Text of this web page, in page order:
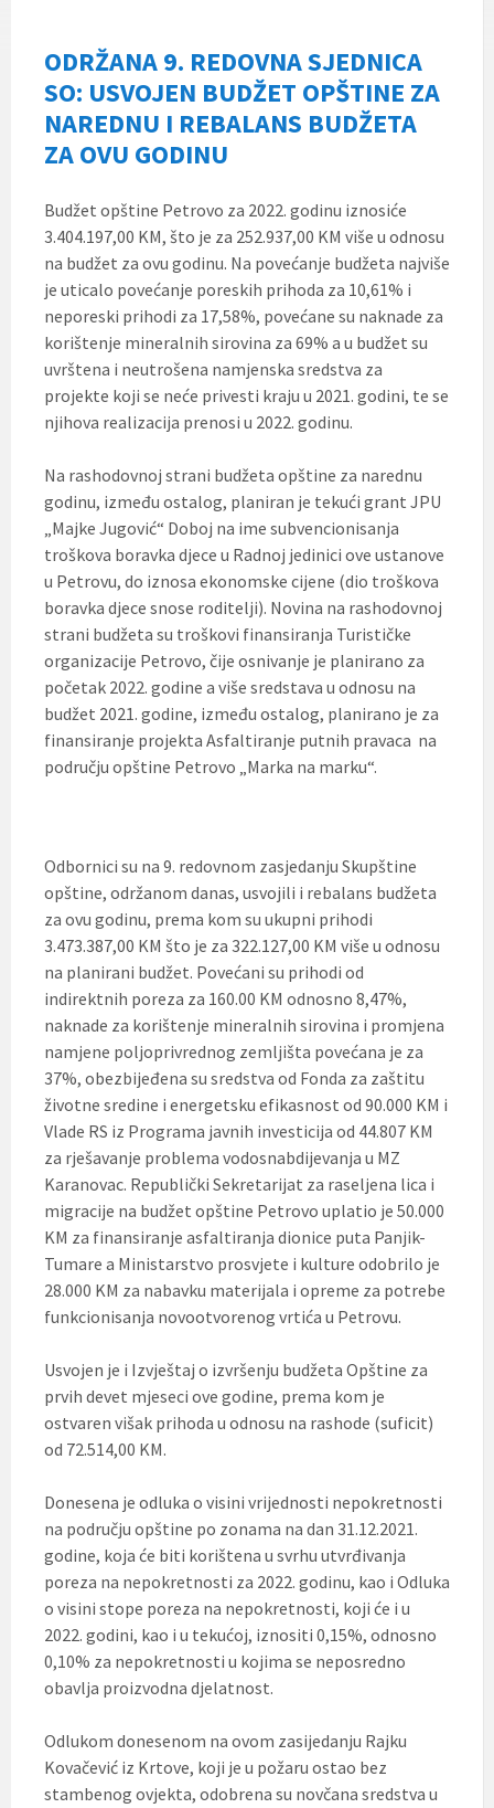
ODRŽANA 9. REDOVNA SJEDNICA
SO: USVOJEN BUDŽET OPŠTINE ZA
NAREDNU I REBALANS BUDŽETA
ZA OVU GODINU
Budžet opštine Petrovo za 2022. godinu iznosiće
3.404.197,00 KM, što je za 252.937,00 KM više u odnosu
na budžet za ovu godinu. Na povećanje budžeta najviše
je uticalo povećanje poreskih prihoda za 10,61% i
neporeski prihodi za 17,58%, povećane su naknade za
korištenje mineralnih sirovina za 69% a u budžet su
uvrštena i neutrošena namjenska sredstva za
projekte koji se neće privesti kraju u 2021. godini, te se
njihova realizacija prenosi u 2022. godinu.
Na rashodovnoj strani budžeta opštine za narednu
godinu, između ostalog, planiran je tekući grant JPU
„Majke Jugović“ Doboj na ime subvencionisanja
troškova boravka djece u Radnoj jedinici ove ustanove
u Petrovu, do iznosa ekonomske cijene (dio troškova
boravka djece snose roditelji). Novina na rashodovnoj
strani budžeta su troškovi finansiranja Turističke
organizacije Petrovo, čije osnivanje je planirano za
početak 2022. godine a više sredstava u odnosu na
budžet 2021. godine, između ostalog, planirano je za
finansiranje projekta Asfaltiranje putnih pravaca na
području opštine Petrovo „Marka na marku“.
Odbornici su na 9. redovnom zasjedanju Skupštine
opštine, održanom danas, usvojili i rebalans budžeta
za ovu godinu, prema kom su ukupni prihodi
3.473.387,00 KM što je za 322.127,00 KM više u odnosu
na planirani budžet. Povećani su prihodi od
indirektnih poreza za 160.00 KM odnosno 8,47%,
naknade za korištenje mineralnih sirovina i promjena
namjene poljoprivrednog zemljišta povećana je za
37%, obezbijeđena su sredstva od Fonda za zaštitu
životne sredine i energetsku efikasnost od 90.000 KM i
Vlade RS iz Programa javnih investicija od 44.807 KM
za rješavanje problema vodosnabdijevanja u MZ
Karanovac. Republički Sekretarijat za raseljena lica i
migracije na budžet opštine Petrovo uplatio je 50.000
KM za finansiranje asfaltiranja dionice puta Panjik-
Tumare a Ministarstvo prosvjete i kulture odobrilo je
28.000 KM za nabavku materijala i opreme za potrebe
funkcionisanja novootvorenog vrtića u Petrovu.
Usvojen je i Izvještaj o izvršenju budžeta Opštine za
prvih devet mjeseci ove godine, prema kom je
ostvaren višak prihoda u odnosu na rashode (suficit)
od 72.514,00 KM.
Donesena je odluka o visini vrijednosti nepokretnosti
na području opštine po zonama na dan 31.12.2021.
godine, koja će biti korištena u svrhu utvrđivanja
poreza na nepokretnosti za 2022. godinu, kao i Odluka
o visini stope poreza na nepokretnosti, koji će i u
2022. godini, kao i u tekućoj, iznositi 0,15%, odnosno
0,10% za nepokretnosti u kojima se neposredno
obavlja proizvodna djelatnost.
Odlukom donesenom na ovom zasijedanju Rajku
Kovačević iz Krtove, koji je u požaru ostao bez
stambenog ovjekta, odobrena su novčana sredstva u